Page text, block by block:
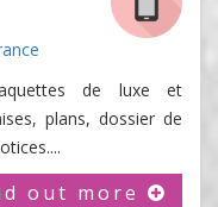
de luxe et
plans, dossier de
out more